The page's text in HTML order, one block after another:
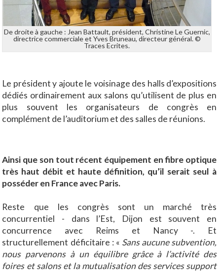
De droite à gauche : Jean Battault, président, Christine Le Guernic,
directrice commerciale et Yves Bruneau, directeur général. ©
Traces Ecrites.
Le président y ajoute le voisinage des halls d’expositions
dédiés ordinairement aux salons qu’utilisent de plus en
plus souvent les organisateurs de congrès en
complément de l’auditorium et des salles de réunions.
Ainsi que son tout récent équipement en fibre optique
très haut débit et haute définition, qu’il serait seul à
posséder en France avec Paris.
Reste que les congrès sont un marché très
concurrentiel - dans l’Est, Dijon est souvent en
concurrence avec Reims et Nancy -. Et
structurellement déficitaire : « Sans aucune subvention,
nous parvenons à un équilibre grâce à l’activité des
foires et salons et la mutualisation des services support